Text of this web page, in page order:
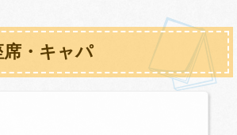
・キャパ